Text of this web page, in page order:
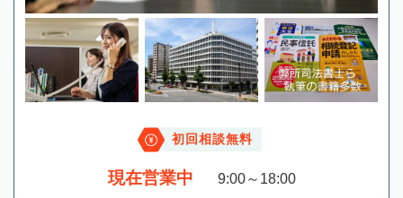
初回相談無料
現在営業中 9:00～18:00